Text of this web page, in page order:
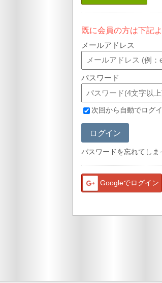
既に会員の方は下記
メールアドレス
パスワード
次回から自動でログ
ログイン
パスワードを忘れてし
Googleでログイン